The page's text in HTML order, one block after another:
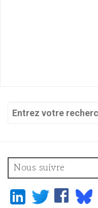
Recherche
Nous suivre